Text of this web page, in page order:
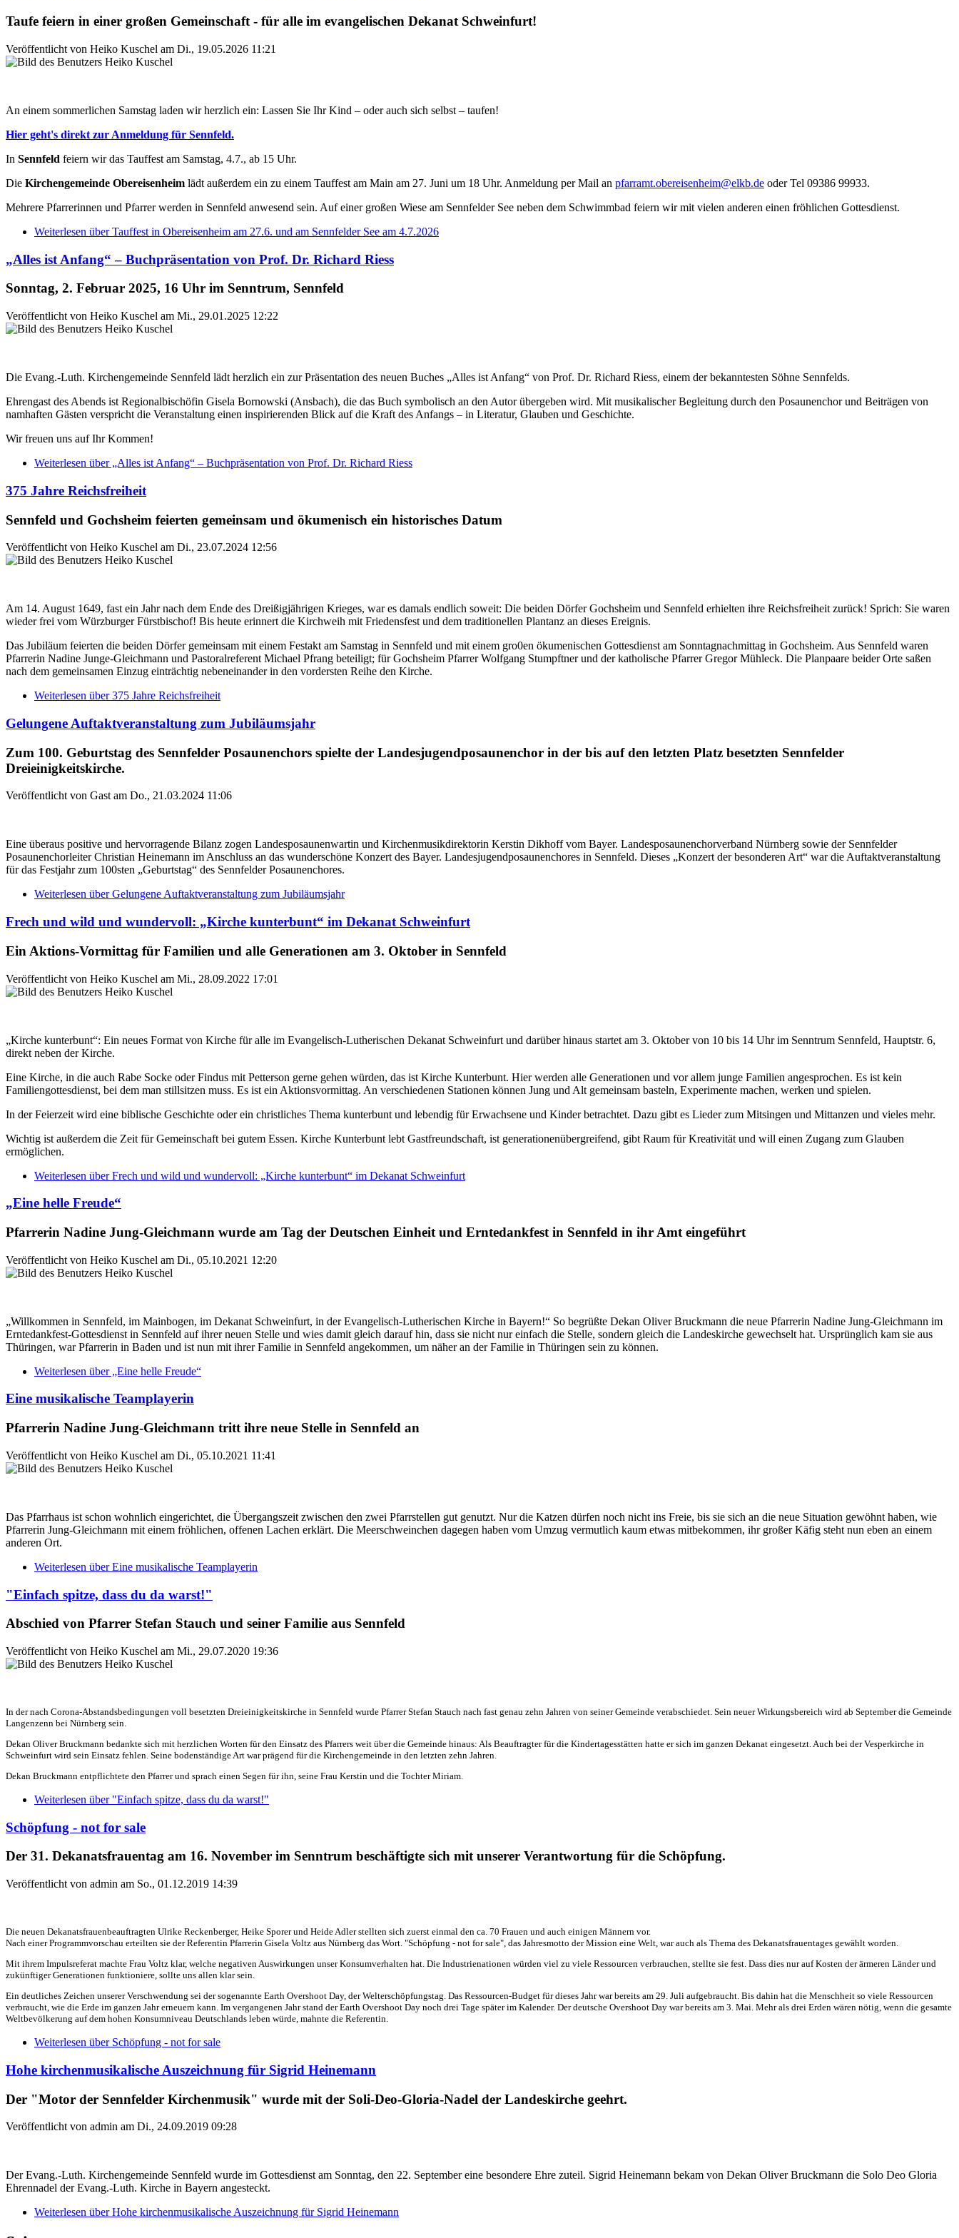
Taufe feiern in einer großen Gemeinschaft - für alle im evangelischen Dekanat Schweinfurt!
Veröffentlicht von Heiko Kuschel am Di., 19.05.2026 11:21
An einem sommerlichen Samstag laden wir herzlich ein: Lassen Sie Ihr Kind – oder auch sich selbst – taufen!
Hier geht's direkt zur Anmeldung für Sennfeld.
In Sennfeld feiern wir das Tauffest am Samstag, 4.7., ab 15 Uhr.
Die Kirchengemeinde Obereisenheim lädt außerdem ein zu einem Tauffest am Main am 27. Juni um 18 Uhr. Anmeldung per Mail an pfarramt.obereisenheim@elkb.de oder Tel 09386 99933.
Mehrere Pfarrerinnen und Pfarrer werden in Sennfeld anwesend sein. Auf einer großen Wiese am Sennfelder See neben dem Schwimmbad feiern wir mit vielen anderen einen fröhlichen Gottesdienst.
Weiterlesen über Tauffest in Obereisenheim am 27.6. und am Sennfelder See am 4.7.2026
„Alles ist Anfang“ – Buchpräsentation von Prof. Dr. Richard Riess
Sonntag, 2. Februar 2025, 16 Uhr im Senntrum, Sennfeld
Veröffentlicht von Heiko Kuschel am Mi., 29.01.2025 12:22
Die Evang.-Luth. Kirchengemeinde Sennfeld lädt herzlich ein zur Präsentation des neuen Buches „Alles ist Anfang“ von Prof. Dr. Richard Riess, einem der bekanntesten Söhne Sennfelds.
Ehrengast des Abends ist Regionalbischöfin Gisela Bornowski (Ansbach), die das Buch symbolisch an den Autor übergeben wird. Mit musikalischer Begleitung durch den Posaunenchor und Beiträgen von
namhaften Gästen verspricht die Veranstaltung einen inspirierenden Blick auf die Kraft des Anfangs – in Literatur, Glauben und Geschichte.
Wir freuen uns auf Ihr Kommen!
Weiterlesen über „Alles ist Anfang“ – Buchpräsentation von Prof. Dr. Richard Riess
375 Jahre Reichsfreiheit
Sennfeld und Gochsheim feierten gemeinsam und ökumenisch ein historisches Datum
Veröffentlicht von Heiko Kuschel am Di., 23.07.2024 12:56
Am 14. August 1649, fast ein Jahr nach dem Ende des Dreißigjährigen Krieges, war es damals endlich soweit: Die beiden Dörfer Gochsheim und Sennfeld erhielten ihre Reichsfreiheit zurück! Sprich: Sie waren
wieder frei vom Würzburger Fürstbischof! Bis heute erinnert die Kirchweih mit Friedensfest und dem traditionellen Plantanz an dieses Ereignis.
Das Jubiläum feierten die beiden Dörfer gemeinsam mit einem Festakt am Samstag in Sennfeld und mit einem gro0en ökumenischen Gottesdienst am Sonntagnachmittag in Gochsheim. Aus Sennfeld waren
Pfarrerin Nadine Junge-Gleichmann und Pastoralreferent Michael Pfrang beteiligt; für Gochsheim Pfarrer Wolfgang Stumpftner und der katholische Pfarrer Gregor Mühleck. Die Planpaare beider Orte saßen
nach dem gemeinsamen Einzug einträchtig nebeneinander in den vordersten Reihe den Kirche.
Weiterlesen über 375 Jahre Reichsfreiheit
Gelungene Auftaktveranstaltung zum Jubiläumsjahr
Zum 100. Geburtstag des Sennfelder Posaunenchors spielte der Landesjugendposaunenchor in der bis auf den letzten Platz besetzten Sennfelder
Dreieinigkeitskirche.
Veröffentlicht von Gastam Do., 21.03.2024 11:06
Eine überaus positive und hervorragende Bilanz zogen Landesposaunenwartin und Kirchenmusikdirektorin Kerstin Dikhoff vom Bayer. Landesposaunenchorverband Nürnberg sowie der Sennfelder
Posaunenchorleiter Christian Heinemann im Anschluss an das wunderschöne Konzert des Bayer. Landesjugendposaunenchores in Sennfeld. Dieses „Konzert der besonderen Art“ war die Auftaktveranstaltung
für das Festjahr zum 100sten „Geburtstag“ des Sennfelder Posaunenchores.
Weiterlesen über Gelungene Auftaktveranstaltung zum Jubiläumsjahr
Frech und wild und wundervoll: „Kirche kunterbunt“ im Dekanat Schweinfurt
Ein Aktions-Vormittag für Familien und alle Generationen am 3. Oktober in Sennfeld
Veröffentlicht von Heiko Kuschel am Mi., 28.09.2022 17:01
„Kirche kunterbunt“: Ein neues Format von Kirche für alle im Evangelisch-Lutherischen Dekanat Schweinfurt und darüber hinaus startet am 3. Oktober von 10 bis 14 Uhr im Senntrum Sennfeld, Hauptstr. 6,
direkt neben der Kirche.
Eine Kirche, in die auch Rabe Socke oder Findus mit Petterson gerne gehen würden, das ist Kirche Kunterbunt. Hier werden alle Generationen und vor allem junge Familien angesprochen. Es ist kein
Familiengottesdienst, bei dem man stillsitzen muss. Es ist ein Aktionsvormittag. An verschiedenen Stationen können Jung und Alt gemeinsam basteln, Experimente machen, werken und spielen.
In der Feierzeit wird eine biblische Geschichte oder ein christliches Thema kunterbunt und lebendig für Erwachsene und Kinder betrachtet. Dazu gibt es Lieder zum Mitsingen und Mittanzen und vieles mehr.
Wichtig ist außerdem die Zeit für Gemeinschaft bei gutem Essen. Kirche Kunterbunt lebt Gastfreundschaft, ist generationenübergreifend, gibt Raum für Kreativität und will einen Zugang zum Glauben
ermöglichen.
Weiterlesen über Frech und wild und wundervoll: „Kirche kunterbunt“ im Dekanat Schweinfurt
„Eine helle Freude“
Pfarrerin Nadine Jung-Gleichmann wurde am Tag der Deutschen Einheit und Erntedankfest in Sennfeld in ihr Amt eingeführt
Veröffentlicht von Heiko Kuschel am Di., 05.10.2021 12:20
„Willkommen in Sennfeld, im Mainbogen, im Dekanat Schweinfurt, in der Evangelisch-Lutherischen Kirche in Bayern!“ So begrüßte Dekan Oliver Bruckmann die neue Pfarrerin Nadine Jung-Gleichmann im
Erntedankfest-Gottesdienst in Sennfeld auf ihrer neuen Stelle und wies damit gleich darauf hin, dass sie nicht nur einfach die Stelle, sondern gleich die Landeskirche gewechselt hat. Ursprünglich kam sie aus
Thüringen, war Pfarrerin in Baden und ist nun mit ihrer Familie in Sennfeld angekommen, um näher an der Familie in Thüringen sein zu können.
Weiterlesen über „Eine helle Freude“
Eine musikalische Teamplayerin
Pfarrerin Nadine Jung-Gleichmann tritt ihre neue Stelle in Sennfeld an
Veröffentlicht von Heiko Kuschel am Di., 05.10.2021 11:41
Das Pfarrhaus ist schon wohnlich eingerichtet, die Übergangszeit zwischen den zwei Pfarrstellen gut genutzt. Nur die Katzen dürfen noch nicht ins Freie, bis sie sich an die neue Situation gewöhnt haben, wie
Pfarrerin Jung-Gleichmann mit einem fröhlichen, offenen Lachen erklärt. Die Meerschweinchen dagegen haben vom Umzug vermutlich kaum etwas mitbekommen, ihr großer Käfig steht nun eben an einem
anderen Ort.
Weiterlesen über Eine musikalische Teamplayerin
"Einfach spitze, dass du da warst!"
Abschied von Pfarrer Stefan Stauch und seiner Familie aus Sennfeld
Veröffentlicht von Heiko Kuschel am Mi., 29.07.2020 19:36
In der nach Corona-Abstandsbedingungen voll besetzten Dreieinigkeitskirche in Sennfeld wurde Pfarrer Stefan Stauch nach fast genau zehn Jahren von seiner Gemeinde verabschiedet. Sein neuer Wirkungsbereich wird ab September die Gemeinde
Langenzenn bei Nürnberg sein.
Dekan Oliver Bruckmann bedankte sich mit herzlichen Worten für den Einsatz des Pfarrers weit über die Gemeinde hinaus: Als Beauftragter für die Kindertagesstätten hatte er sich im ganzen Dekanat eingesetzt. Auch bei der Vesperkirche in
Schweinfurt wird sein Einsatz fehlen. Seine bodenständige Art war prägend für die Kirchengemeinde in den letzten zehn Jahren.
Dekan Bruckmann entpflichtete den Pfarrer und sprach einen Segen für ihn, seine Frau Kerstin und die Tochter Miriam.
Weiterlesen über "Einfach spitze, dass du da warst!"
Schöpfung - not for sale
Der 31. Dekanatsfrauentag am 16. November im Senntrum beschäftigte sich mit unserer Verantwortung für die Schöpfung.
Veröffentlicht von admin am So., 01.12.2019 14:39
Die neuen Dekanatsfrauenbeauftragten Ulrike Reckenberger, Heike Sporer und Heide Adler stellten sich zuerst einmal den ca. 70 Frauen und auch einigen Männern vor.
Nach einer Programmvorschau erteilten sie der Referentin Pfarrerin Gisela Voltz aus Nürnberg das Wort. "Schöpfung - not for sale", das Jahresmotto der Mission eine Welt, war auch als Thema des Dekanatsfrauentages gewählt worden.
Mit ihrem Impulsreferat machte Frau Voltz klar, welche negativen Auswirkungen unser Konsumverhalten hat. Die Industrienationen würden viel zu viele Ressourcen verbrauchen, stellte sie fest. Dass dies nur auf Kosten der ärmeren Länder und
zukünftiger Generationen funktioniere, sollte uns allen klar sein.
Ein deutliches Zeichen unserer Verschwendung sei der sogenannte Earth Overshoot Day, der Welterschöpfungstag. Das Ressourcen-Budget für dieses Jahr war bereits am 29. Juli aufgebraucht. Bis dahin hat die Menschheit so viele Ressourcen
verbraucht, wie die Erde im ganzen Jahr erneuern kann. Im vergangenen Jahr stand der Earth Overshoot Day noch drei Tage später im Kalender. Der deutsche Overshoot Day war bereits am 3. Mai. Mehr als drei Erden wären nötig, wenn die gesamte
Weltbevölkerung auf dem hohen Konsumniveau Deutschlands leben würde, mahnte die Referentin.
Weiterlesen über Schöpfung - not for sale
Hohe kirchenmusikalische Auszeichnung für Sigrid Heinemann
Der "Motor der Sennfelder Kirchenmusik" wurde mit der Soli-Deo-Gloria-Nadel der Landeskirche geehrt.
Veröffentlicht von admin am Di., 24.09.2019 09:28
Der Evang.-Luth. Kirchengemeinde Sennfeld wurde im Gottesdienst am Sonntag, den 22. September eine besondere Ehre zuteil. Sigrid Heinemann bekam von Dekan Oliver Bruckmann die Solo Deo Gloria
Ehrennadel der Evang.-Luth. Kirche in Bayern angesteckt.
Weiterlesen über Hohe kirchenmusikalische Auszeichnung für Sigrid Heinemann